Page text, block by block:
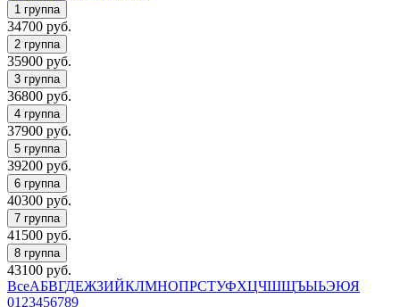
34700 руб.
35900 руб.
36800 руб.
37900 руб.
39200 руб.
40300 руб.
41500 руб.
43100 руб.
ВсеАБВГДЕЖЗИЙКЛМНОПРСТУФХЦЧШЩЪЫЬЭЮЯ
01 23456789